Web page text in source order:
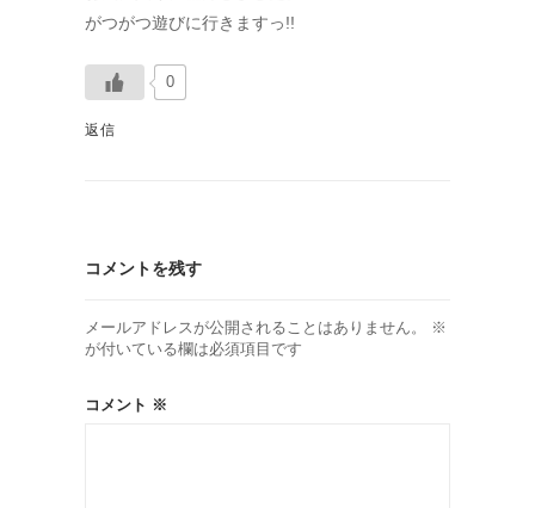
がつがつ遊びに行きますっ!!
0
返信
コメントを残す
メールアドレスが公開されることはありません。
※
が付いている欄は必須項目です
コメント ※